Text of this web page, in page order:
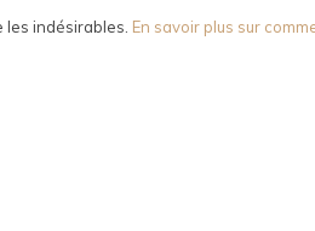
les indésirables. En savoir plus sur